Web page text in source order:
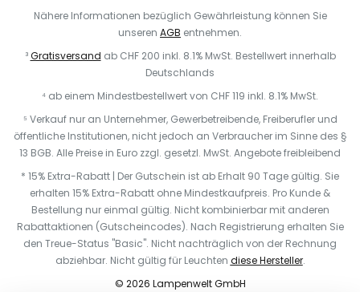
Nähere Informationen bezüglich Gewährleistung können Sie
unseren AGB entnehmen.
³Gratisversand ab CHF 200 inkl. 8.1% MwSt. Bestellwert innerhalb
Deutschlands
⁴ ab einem Mindestbestellwert von CHF 119 inkl. 8.1% MwSt.
⁵ Verkauf nur an Unternehmer, Gewerbetreibende, Freiberufler und
öffentliche Institutionen, nicht jedoch an Verbraucher im Sinne des §
13 BGB. Alle Preise in Euro zzgl. gesetzl. MwSt. Angebote freibleibend
* 15% Extra-Rabatt | Der Gutschein ist ab Erhalt 90 Tage gültig. Sie
erhalten 15% Extra-Rabatt ohne Mindestkaufpreis. Pro Kunde &
Bestellung nur einmal gültig. Nicht kombinierbar mit anderen
Rabattaktionen (Gutscheincodes). Nach Registrierung erhalten Sie
den Treue-Status "Basic". Nicht nachträglich von der Rechnung
abziehbar. Nicht gültig für Leuchten diese Hersteller.
© 2026 Lampenwelt GmbH